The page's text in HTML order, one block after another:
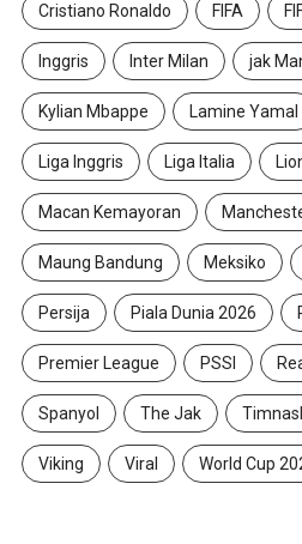
Cristiano Ronaldo FIFA
Inggris Inter Milan jak
Kylian Mbappe Lamine Yamal
Liga Inggris Liga Italia
Macan Kemayoran
Maung Bandung Meksiko
Persija Piala Dunia 2026
Premier League PSSI
Spanyol The Jak
Viking Viral World Cup